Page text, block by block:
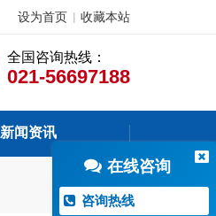
设为首页 收藏本站
全国咨询热线：
021-56697188
新闻资讯
在线咨询
咨询热线